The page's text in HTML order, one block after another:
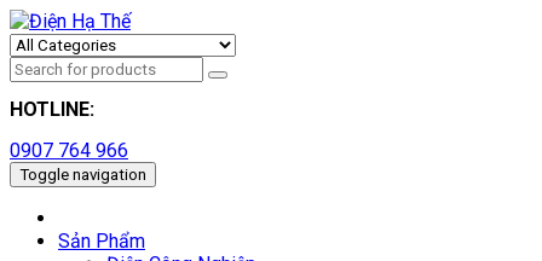
HOTLINE:
0907 764 966
Toggle navigation
Sản Phẩm